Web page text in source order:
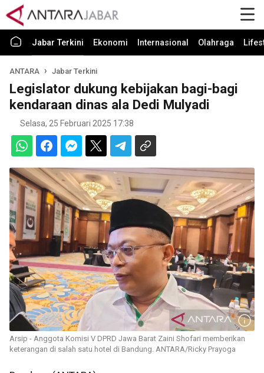
Jabar Terkini Ekonomi Internasional Olahraga
ANTARA Jabar Terkini
Legislator dukung kebijakan bagi-bagi
kendaraan dinas ala Dedi Mulyadi
Selasa, 25 Februari 2025 17:38
Arsip - Anggota Komisi V DPRD Jawa Barat Zaini Shofari memberikan
keterangan di salah satu hotel di Bandung. ANTARA/Ricky Prayoga